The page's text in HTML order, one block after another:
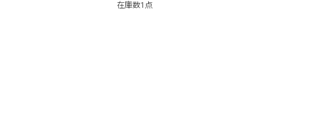
在庫数1点